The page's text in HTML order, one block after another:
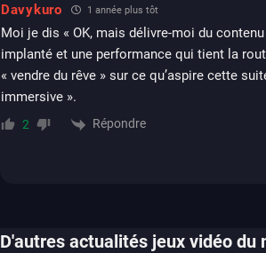
Davykuro 1 année plus tôt
Moi je dis « OK, mais délivre-moi du
implanté et une performance qui tient la
« vendre du rêve » sur ce qu’aspire cette
immersive ».
2 Répondre
D'autres actualités jeux vidéo du